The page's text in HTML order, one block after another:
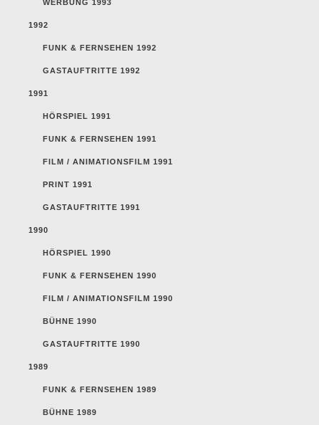
WERBUNG 1993
1992
FUNK & FERNSEHEN 1992
GASTAUFTRITTE 1992
1991
HÖRSPIEL 1991
FUNK & FERNSEHEN 1991
FILM / ANIMATIONSFILM 1991
PRINT 1991
GASTAUFTRITTE 1991
1990
HÖRSPIEL 1990
FUNK & FERNSEHEN 1990
FILM / ANIMATIONSFILM 1990
BÜHNE 1990
GASTAUFTRITTE 1990
1989
FUNK & FERNSEHEN 1989
BÜHNE 1989